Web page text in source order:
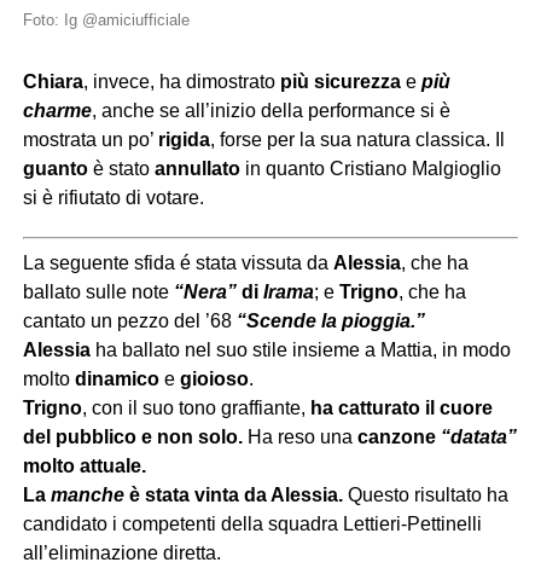
Foto: Ig @amiciufficiale
Chiara, invece, ha dimostrato più sicurezzae più
charme, anche se all’inizio della performance si è
mostrata un po’ rigida, forse per la sua natura classica. Il
guantoè stato annullatoin quanto Cristiano Malgioglio
si è rifiutato di votare.
La seguente sfida é stata vissuta da Alessia, che ha
ballato sulle note“Nera”di Irama; e Trigno, che ha
cantato un pezzo del ’68“Scende la pioggia.”
Alessiaha ballato nel suo stile insieme a Mattia, in modo
molto dinamicoe gioioso.
Trigno, con il suo tono graffiante, ha catturato il cuore
del pubblico e non solo.Ha reso una canzone “datata”
molto attuale.
La mancheè stata vinta da Alessia.Questo risultato ha
candidato i competenti della squadra Lettieri-Pettinelli
all’eliminazione diretta.